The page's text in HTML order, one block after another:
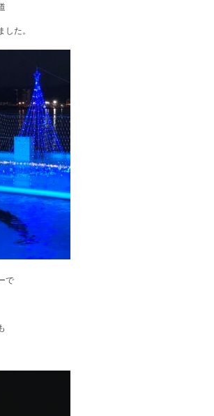
した。
で